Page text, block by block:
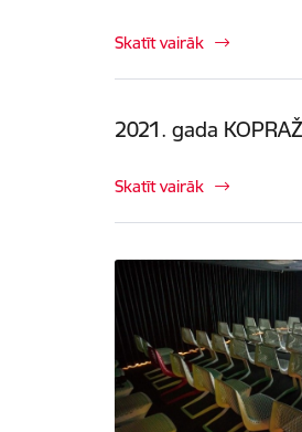
Skatīt vairāk
2021. gada
Skatīt vairāk